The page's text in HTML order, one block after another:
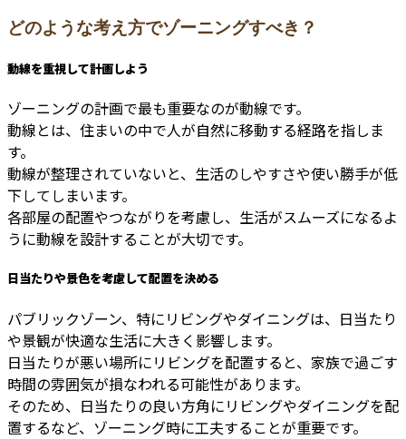
どのような考え方でゾーニングすべき？
動線を重視して計画しよう
ゾーニングの計画で最も重要なのが動線です。
動線とは、住まいの中で人が自然に移動する経路を指しま
す。
動線が整理されていないと、生活のしやすさや使い勝手が低
下してしまいます。
各部屋の配置やつながりを考慮し、生活がスムーズになるよ
うに動線を設計することが大切です。
日当たりや景色を考慮して配置を決める
パブリックゾーン、特にリビングやダイニングは、日当たり
や景観が快適な生活に大きく影響します。
日当たりが悪い場所にリビングを配置すると、家族で過ごす
時間の雰囲気が損なわれる可能性があります。
そのため、日当たりの良い方角にリビングやダイニングを配
置するなど、ゾーニング時に工夫することが重要です。